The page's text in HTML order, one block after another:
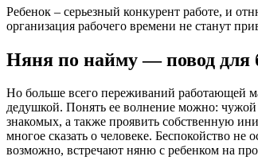
Ребенок – серьезный конкурент работе, и
организация рабочего времени не станут
Няня по найму — повод для
Но больше всего переживаний работающей
дедушкой. Понять ее волнение можно:
знакомых, а также проявить собственную
многое сказать о человеке. Беспокойство
возможно, встречают няню с ребенком на